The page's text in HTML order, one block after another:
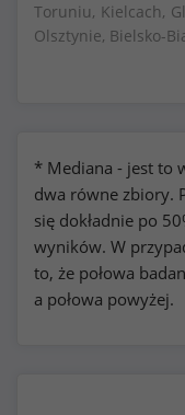
Toruniu, Kielcach,
Olsztynie, Bielsko-
* Mediana - jest to
dwa równe zbiory.
się dokładnie po
wyników. W
to, że połowa
a połowa powyżej.